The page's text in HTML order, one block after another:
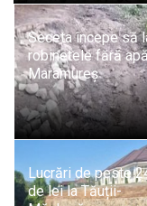
Seceta începe să
robinetele fără
Maramureș
Lucrări de peste
de lei la Tăuții-